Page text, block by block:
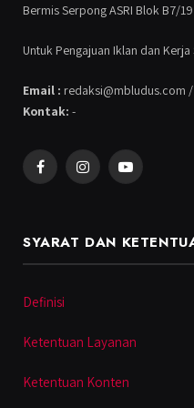
Bermis Serpong ASRI Blok B7/
Untuk Pengajuan Iklan dan Kerja
Email : redaksi@mbludus.com
Kontak: -
FacebookInstagramYouTube
SYARAT DAN
Definisi
Ketentuan Layanan
Ketentuan Konten